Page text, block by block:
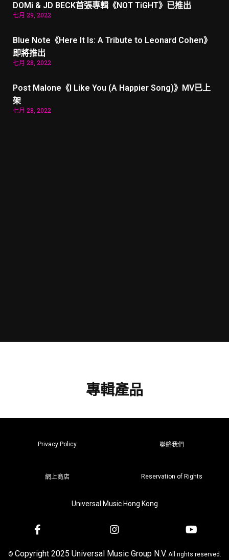
DOMi & JD BECK首張專輯《NOT TiGHT》已推出
七月 29, 2022
Blue Note《Here It Is: A Tribute to Leonard Cohen》
即將推出
七月 28, 2022
Post Malone《I Like You (A Happier Song)》MV已上
架
七月 28, 2022
專輯產品
Privacy Policy 聯絡我們
網上商店 Reservation of Rights
Universal Music Hong Kong
© Copyright 2025 Universal Music Group N.V. All rights reserved.